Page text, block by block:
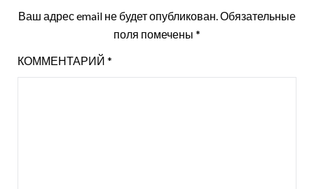
Ваш адрес email не будет опубликован. Обязательные
поля помечены *
КОММЕНТАРИЙ *